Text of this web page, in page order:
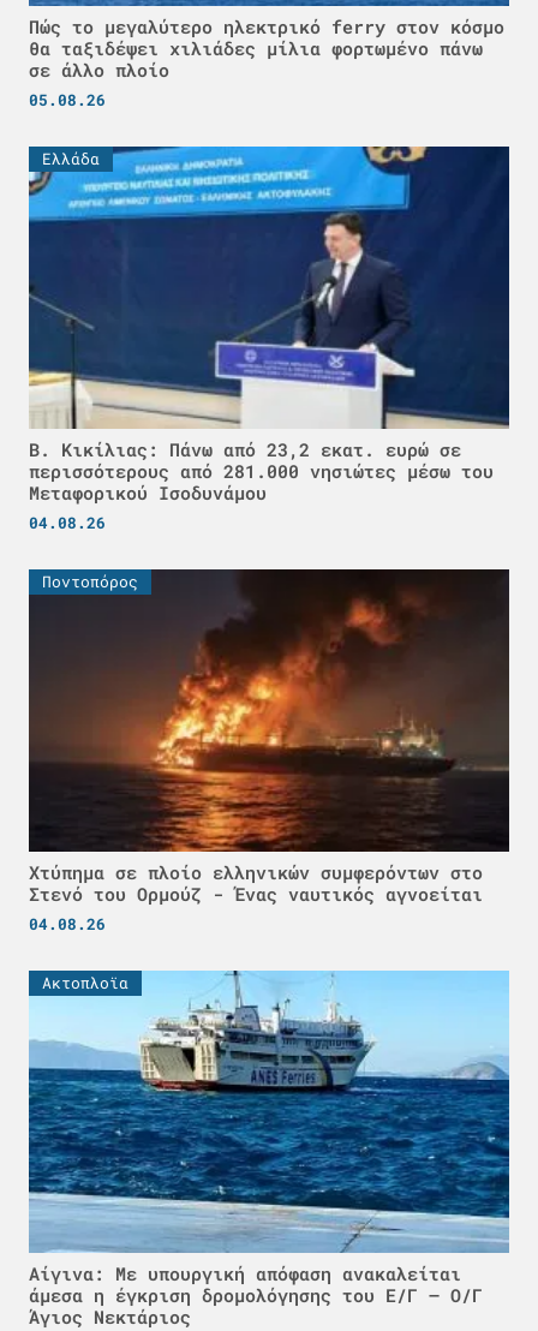
Πώς το μεγαλύτερο ηλεκτρικό ferry στον κόσμο
θα ταξιδέψει χιλιάδες μίλια φορτωμένο πάνω
σε άλλο πλοίο
05.08.26
Ελλάδα
Β. Κικίλιας: Πάνω από 23,2 εκατ. ευρώ σε
περισσότερους από 281.000 νησιώτες μέσω του
Μεταφορικού Ισοδυνάμου
04.08.26
Ποντοπόρος
Χτύπημα σε πλοίο ελληνικών συμφερόντων στο
Στενό του Ορμούζ - Ένας ναυτικός αγνοείται
04.08.26
Ακτοπλοϊα
Αίγινα: Με υπουργική απόφαση ανακαλείται
άμεσα η έγκριση δρομολόγησης του Ε/Γ – Ο/Γ
Άγιος Νεκτάριος